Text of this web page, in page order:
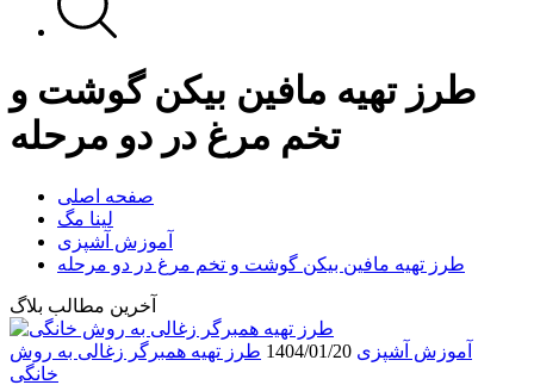
طرز تهیه مافین بیکن گوشت و
تخم مرغ در دو مرحله
صفحه اصلی
لینا مگ
آموزش آشپزی
طرز تهیه مافین بیکن گوشت و تخم مرغ در دو مرحله
آخرین مطالب بلاگ
آموزش آشپزی 1404/01/20 طرز تهیه همبرگر زغالی به روش
خانگی